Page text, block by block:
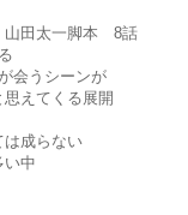
田太一脚本 8話
会うシーンが
えてくる展開
は成らない
い中